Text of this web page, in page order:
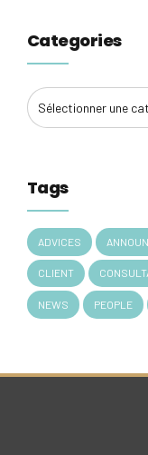
Categories
Tags
ADVICES
CLIENT
NEWS PEOPLE